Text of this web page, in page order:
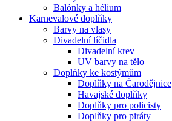
Balónky a hélium
Karnevalové doplňky
Barvy na vlasy
Divadelní líčidla
Divadelní krev
UV barvy na tělo
Doplňky ke kostýmům
Doplňky na Čarodějnice
Havajské doplňky
Doplňky pro policisty
Doplňky pro piráty